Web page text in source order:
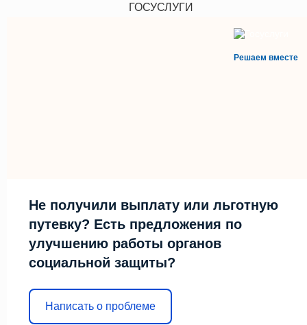
ГОСУСЛУГИ
Решаем вместе
Не получили выплату или льготную
путевку? Есть предложения по
улучшению работы органов
социальной защиты?
Написать о проблеме